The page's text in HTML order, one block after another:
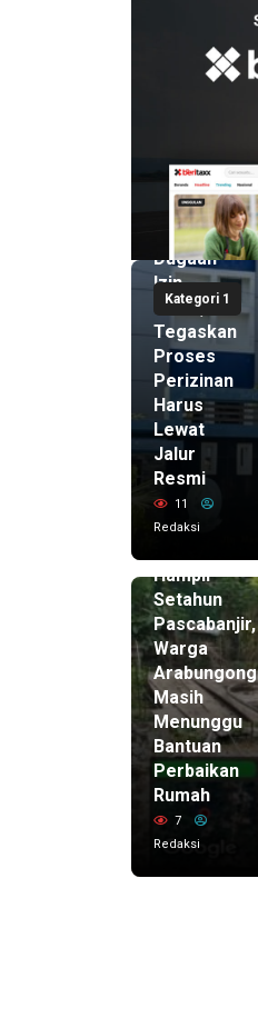
Kategori 1
Deli
Serdang
Bantah
Terlibat
Dugaan
Izin
Palsu,
Tegaskan
Proses
Perizinan
Harus
Lewat
Jalur
Resmi
11
Redaksi
Hampir
Setahun
Pascabanjir,
Warga
Arabungong
Masih
Menunggu
Bantuan
Perbaikan
Rumah
7
Redaksi